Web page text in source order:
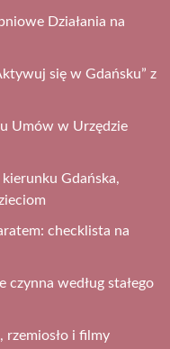
Działania na
się w Gdańsku” z
Umów w Urzędzie
kierunku Gdańska,
checklista na
czynna według stałego
rzemiosło i filmy